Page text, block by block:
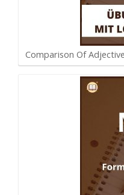
Comparison Of